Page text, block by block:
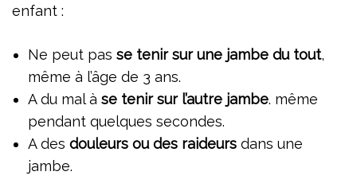
enfant :
Ne peut pas se tenir sur une jambe du tout,
même à l’âge de 3 ans.
A du mal à se tenir sur l’autre jambe. même
pendant quelques secondes.
A des douleurs ou des raideurs dans une
jambe.